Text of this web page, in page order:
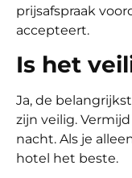
prijsafspraak
accepteert.
Is het
Ja, de
zijn veilig.
nacht. Als je
hotel het beste.